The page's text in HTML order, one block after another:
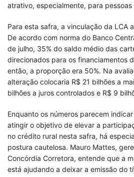
atrativo, especialmente, para pessoas
Para esta safra, a vinculação da LCA
De acordo com norma do Banco
de julho, 35% do saldo médio das
direcionados para os financiamentos
então, a proporção era 50%. Na
alteração colocaria R$ 21 bilhões a
bilhões a juros controlados e R$ 9
Enquanto os números parecem
atingir o objetivo de elevar a
no crédito rural nesta safra, há
postura cautelosa. Mauro Mattes,
Concórdia Corretora, entende que a
está ajudando a deixar a emissão do